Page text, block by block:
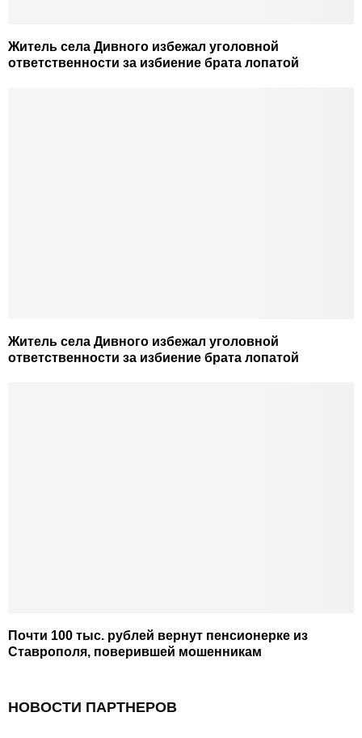
Житель села Дивного избежал уголовной
ответственности за избиение брата лопатой
Житель села Дивного избежал уголовной
ответственности за избиение брата лопатой
Почти 100 тыс. рублей вернут пенсионерке из
Ставрополя, поверившей мошенникам
НОВОСТИ ПАРТНЕРОВ